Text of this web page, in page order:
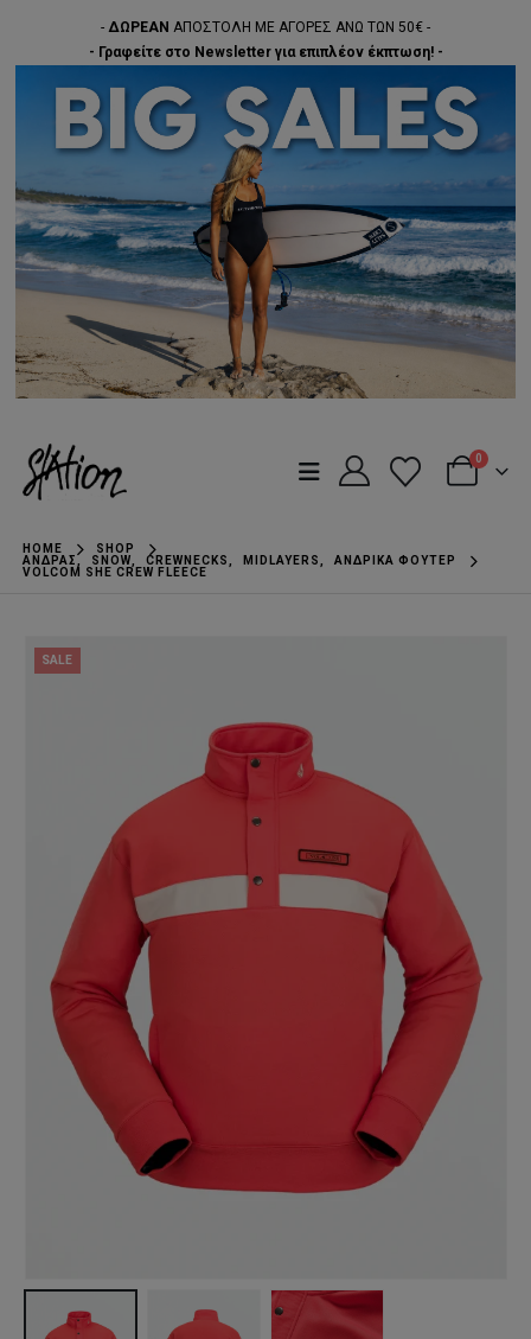
- ΔΩΡΕΑΝ ΑΠΟΣΤΟΛΗ ΜΕ ΑΓΟΡΕΣ ΑΝΩ ΤΩΝ 50€ -
- Γραφείτε στο Newsletter για επιπλέον έκπτωση! -
0
HOME
SHOP
ΆΝΔΡΑΣ, SNOW, CREWNECKS, MIDLAYERS,
ΑΝΔΡΙΚΆ ΦΟΎΤΕΡ
VOLCOM SHE CREW FLEECE
SALE